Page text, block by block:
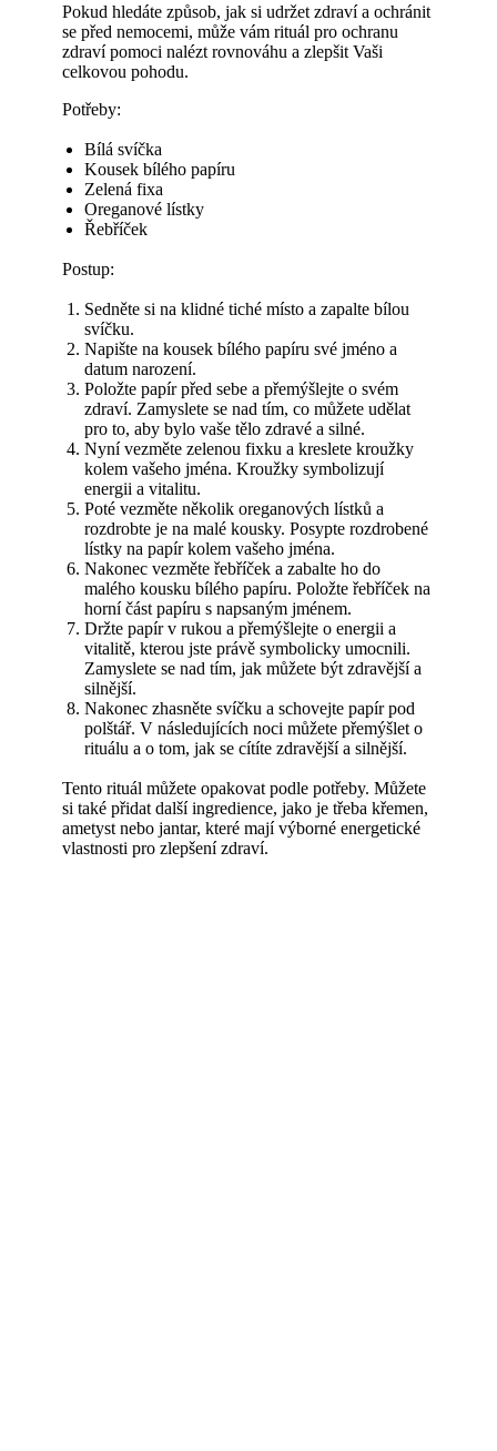
Pokud hledáte způsob, jak si udržet zdraví a ochránit
se před nemocemi, může vám rituál pro ochranu
zdraví pomoci nalézt rovnováhu a zlepšit Vaši
celkovou pohodu.
Potřeby:
Bílá svíčka
Kousek bílého papíru
Zelená fixa
Oreganové lístky
Řebříček
Postup:
Sedněte si na klidné tiché místo a zapalte bílou
svíčku.
Napište na kousek bílého papíru své jméno a
datum narození.
Položte papír před sebe a přemýšlejte o svém
zdraví. Zamyslete se nad tím, co můžete udělat
pro to, aby bylo vaše tělo zdravé a silné.
Nyní vezměte zelenou fixku a kreslete kroužky
kolem vašeho jména. Kroužky symbolizují
energii a vitalitu.
Poté vezměte několik oreganových lístků a
rozdrobte je na malé kousky. Posypte rozdrobené
lístky na papír kolem vašeho jména.
Nakonec vezměte řebříček a zabalte ho do
malého kousku bílého papíru. Položte řebříček na
horní část papíru s napsaným jménem.
Držte papír v rukou a přemýšlejte o energii a
vitalitě, kterou jste právě symbolicky umocnili.
Zamyslete se nad tím, jak můžete být zdravější a
silnější.
Nakonec zhasněte svíčku a schovejte papír pod
polštář. V následujících noci můžete přemýšlet o
rituálu a o tom, jak se cítíte zdravější a silnější.
Tento rituál můžete opakovat podle potřeby. Můžete
si také přidat další ingredience, jako je třeba křemen,
ametyst nebo jantar, které mají výborné energetické
vlastnosti pro zlepšení zdraví.